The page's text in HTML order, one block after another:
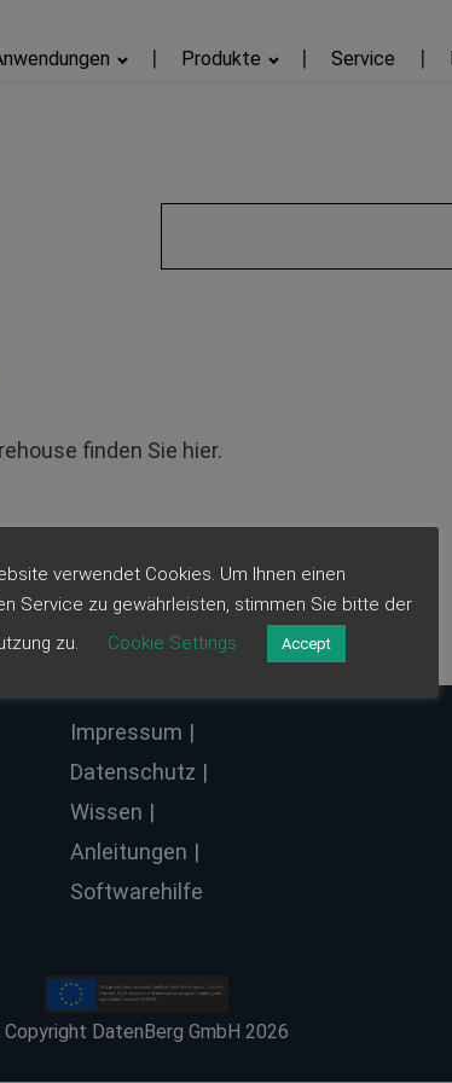
Produkte Service
finden Sie hier.
Impressum
Datenschutz
Wissen
Anleitungen
Softwarehilfe
DatenBerg GmbH 2026
verwendet Cookies. Um Ihnen einen
Service zu gewährleisten, stimmen Sie bitte der
zu.
Cookie Settings Accept